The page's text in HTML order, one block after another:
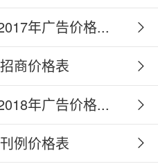
年广告价格...
商价格表
年广告价格...
例价格表